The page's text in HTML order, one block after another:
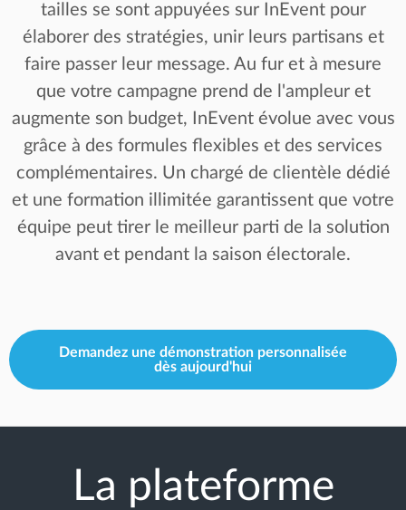
tailles se sont appuyées sur InEvent pour
élaborer des stratégies, unir leurs partisans et
faire passer leur message. Au fur et à mesure
que votre campagne prend de l'ampleur et
augmente son budget, InEvent évolue avec vous
grâce à des formules flexibles et des services
complémentaires. Un chargé de clientèle dédié
et une formation illimitée garantissent que votre
équipe peut tirer le meilleur parti de la solution
avant et pendant la saison électorale.
Demandez une démonstration personnalisée
dès aujourd'hui
La plateforme